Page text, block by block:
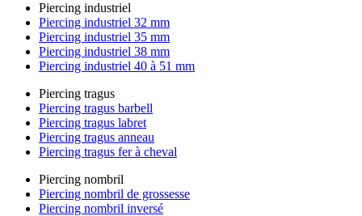
Piercing industriel
Piercing industriel 32 mm
Piercing industriel 35 mm
Piercing industriel 38 mm
Piercing industriel 40 à 51 mm
Piercing tragus
Piercing tragus barbell
Piercing tragus labret
Piercing tragus anneau
Piercing tragus fer à cheval
Piercing nombril
Piercing nombril de grossesse
Piercing nombril inversé